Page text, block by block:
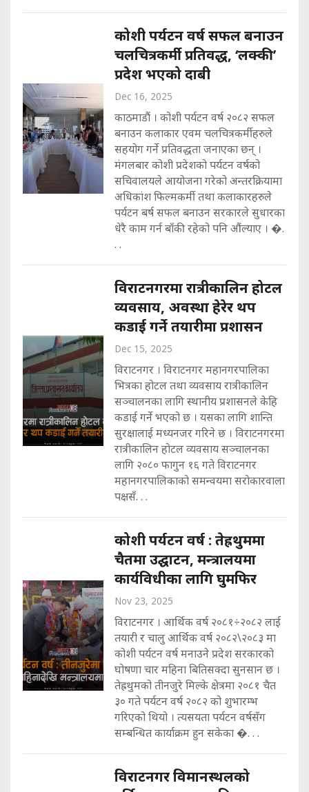
कोशी पर्यटन वर्ष सफल बनाउन
चलचित्रकर्मी प्रतिवद्ध, ‘लक्की’
प्रदेश भएको दाबी
Dec 16, 2025
काठमाडौं । कोशी पर्यटन वर्ष २०८२ सफल
बनाउन कलाकार एवम चलचित्रकर्मीहरुले
सहयोग गर्ने प्रतिवद्धता जनाएका छन् ।
मंगलबार कोशी प्रदेशको पर्यटन वर्षको
सचिवालयले आयोजना गरेको अन्तरक्रियामा
अधिकांश फिल्मकर्मी तथा कलाकारहरुले
पर्यटन बर्ष सफल बनाउन सरकारले सुधारका
धेरै काम गर्न बाँकी रहेको पनि औंल्याए । �.
. .
विराटनगरमा रात्रीकालिन होटल
व्यवसाय, अवस्था हेरेर थप
कडाई गर्ने तयारीमा प्रशासन
Dec 15, 2025
विराटनगर । विराटनगर महानगरपालिका
भित्रका होटल तथा व्यवसाय रात्रीकालिन
सञ्चालनका लागि स्थानीय प्रशासनले केहि
कडाई गर्ने भएको छ । यसका लागि शान्ति
सुरक्षालाई मध्यनजर गरिने छ । विराटनगरमा
रात्रीकालिन होटल व्यवसाय सञ्चालनका
लागि २०८० फागुन १६ गते विराटनगर
महानगरपालिकाको समन्वयमा सरोकारवाला
पक्षसँ. . .
कोशी पर्यटन वर्ष : तेह्रथुममा
चैतमा उद्घाटन, मन्त्रालयमा
कार्यविधीका लागि घुमफिर
Nov 23, 2025
विराटनगर । आर्थिक वर्ष २०८१÷२०८२ लाई
तयारी र चालु आर्थिक वर्ष २०८२\२०८३ मा
कोशी पर्यटन वर्ष मनाउने प्रदेश सरकारको
घोषणा चार महिना बितिसक्दा सुनसान छ ।
तेह्रथुमको तीनजुरे मिल्के क्षेत्रमा २०८१ चैत
३० गते पर्यटन वर्ष २०८२ को शुभारम्भ
गरिएको थियो । त्यसयता पर्यटन वर्षसँग
सम्बन्धित कार्याक्रम हुन सकेका �. . .
विराटनगर विमानस्थलको